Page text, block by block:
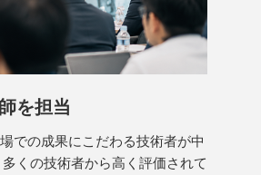
を担当
での成果にこだわる技術者が中
くの技術者から高く評価されて